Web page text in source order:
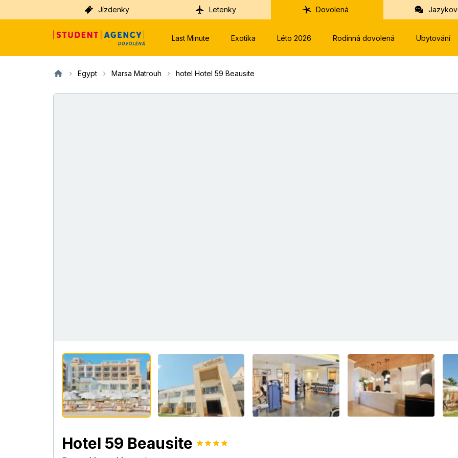
Jízdenky Letenky Dovolená
Last Minute Exotika Léto 2026 Rodinná dovolená Ubytování
Egypt Marsa Matrouh hotel Hotel 59 Beausite
Hotel 59 Beausite